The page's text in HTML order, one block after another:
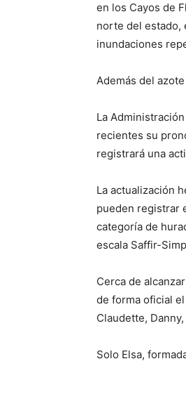
en los Cayos de
norte del estado,
inundaciones
Además del
La
recientes su
registrará una
La actualización
pueden registrar
categoría de
escala Saffir-
Cerca de
de forma oficial
Claudette,
Solo Elsa,